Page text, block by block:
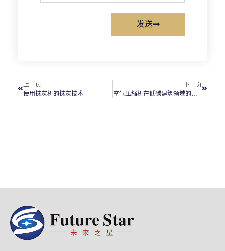
发送
上一页
使用抹灰机的抹灰技术
下一页
空气压缩机在低碳建筑领域的作用